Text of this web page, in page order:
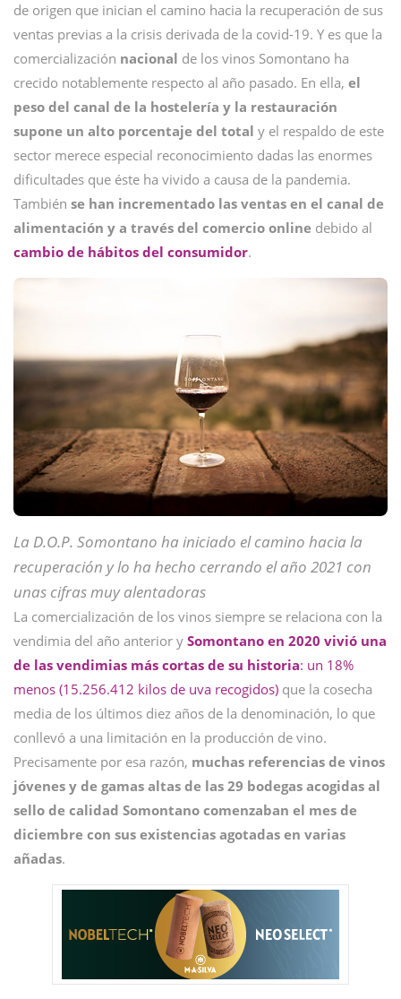
de origen que inician el camino hacia la recuperación de sus
ventas previas a la crisis derivada de la covid-19. Y es que la
comercialización nacional de los vinos Somontano ha
crecido notablemente respecto al año pasado. En ella, el
peso del canal de la hostelería y la restauración
supone un alto porcentaje del total y el respaldo de este
sector merece especial reconocimiento dadas las enormes
dificultades que éste ha vivido a causa de la pandemia.
También se han incrementado las ventas en el canal de
alimentación y a través del comercio online debido al
cambio de hábitos del consumidor.
La D.O.P. Somontano ha iniciado el camino hacia la
recuperación y lo ha hecho cerrando el año 2021 con
unas cifras muy alentadoras
La comercialización de los vinos siempre se relaciona con la
vendimia del año anterior y Somontano en 2020 vivió una
de las vendimias más cortas de su historia: un 18%
menos (15.256.412 kilos de uva recogidos) que la cosecha
media de los últimos diez años de la denominación, lo que
conllevó a una limitación en la producción de vino.
Precisamente por esa razón, muchas referencias de vinos
jóvenes y de gamas altas de las 29 bodegas acogidas al
sello de calidad Somontano comenzaban el mes de
diciembre con sus existencias agotadas en varias
añadas.